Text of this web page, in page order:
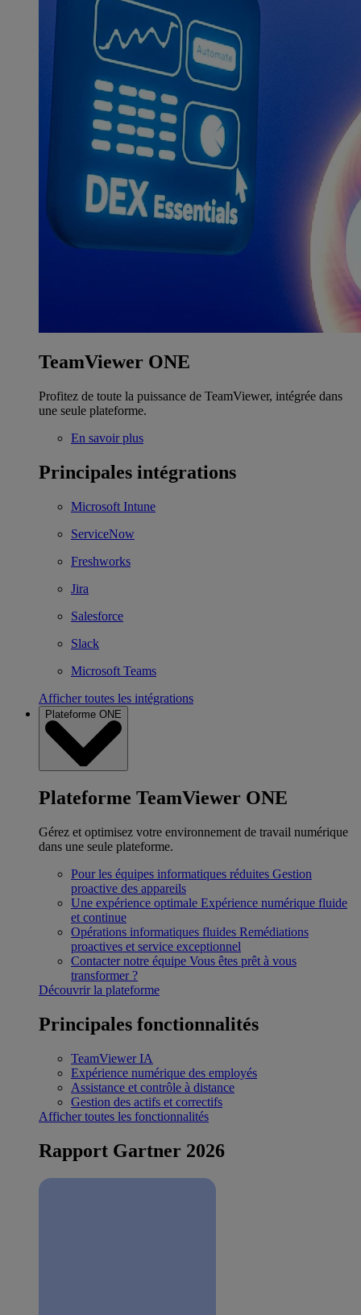
TeamViewer ONE
Profitez de toute la puissance de TeamViewer, intégrée dans
une seule plateforme.
En savoir plus
Principales intégrations
Microsoft Intune
ServiceNow
Freshworks
Jira
Salesforce
Slack
Microsoft Teams
Afficher toutes les intégrations
Plateforme ONE
Plateforme TeamViewer ONE
Gérez et optimisez votre environnement de travail numérique
dans une seule plateforme.
Pour les équipes informatiques réduites Gestion
proactive des appareils
Une expérience optimale Expérience numérique fluide
et continue
Opérations informatiques fluides Remédiations
proactives et service exceptionnel
Contacter notre équipe Vous êtes prêt à vous
transformer ?
Découvrir la plateforme
Principales fonctionnalités
TeamViewer IA
Expérience numérique des employés
Assistance et contrôle à distance
Gestion des actifs et correctifs
Afficher toutes les fonctionnalités
Rapport Gartner 2026